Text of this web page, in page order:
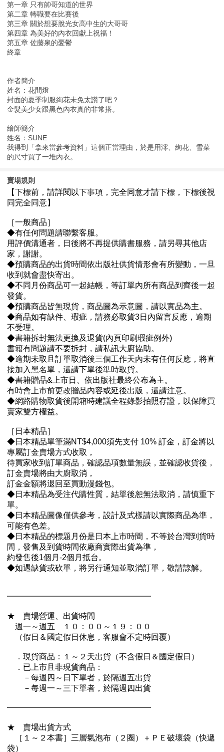
第⼀章 只有帥哥知道的世界
第⼆章 轉職要在比賽後
第三章 關於想要脫光女⾼中⽣的⼤哥哥
第四章 為美好的內衣回獻上祝福！
第五章 佐藤泉的憂鬱
終章
作者簡介
姓名：花間燈
封⾯的夏季制服絢花未免太讚了吧？
⾦髮美少女跟⿊⾊內衣真的非常搭。
繪師簡介
姓名：SUNE
我得到「拿來當參考資料」這個正當理由，於是⽤澪、絢花、雪菜
的尺⼨買了⼀堆內衣。
賣場規則